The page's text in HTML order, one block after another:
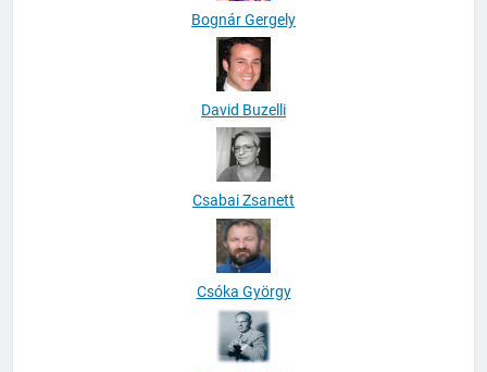
Bognár Gergely
David Buzelli
Csabai Zsanett
Csóka György